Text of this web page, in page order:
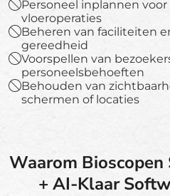
Personeel inplannen voor
vloeroperaties
Beheren van faciliteiten
gereedheid
Voorspellen van
personeelsbehoeften
Behouden van
schermen of locaties
Waarom
+ AI-Klaar